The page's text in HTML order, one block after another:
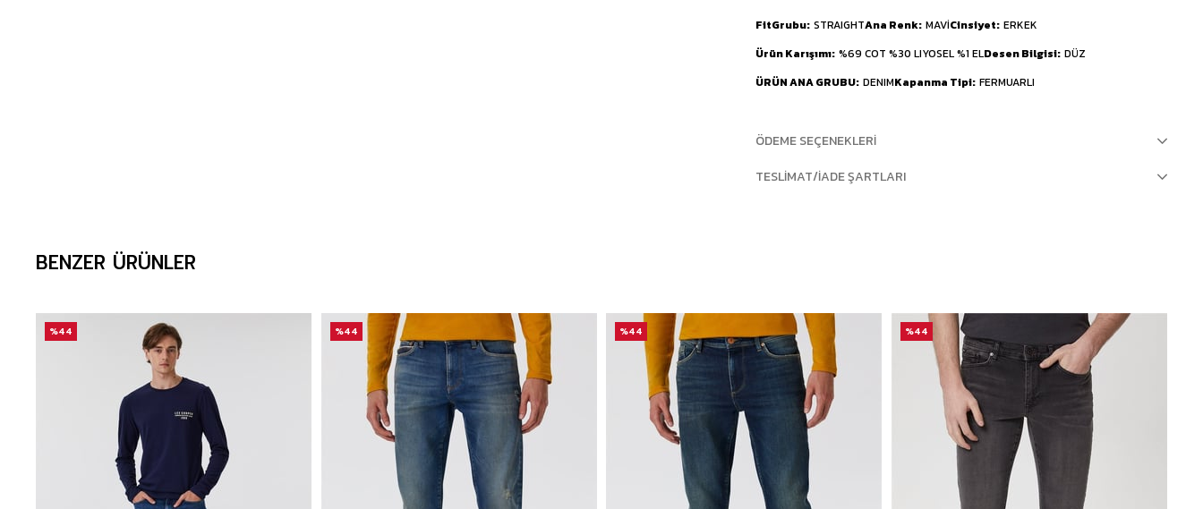
FitGrubu STRAIGHTAna Renk MAVİCinsiyet ERKEK
Ürün Karışımı %69 COT %30 LIYOSEL %1 ELDesen Bilgisi DÜZ
ÜRÜN ANA GRUBU DENIMKapanma Tipi FERMUARLI
ÖDEME SEÇENEKLERI
TESLIMAT/İADE ŞARTLARI
BENZER ÜRÜNLER
%44 %44 %44 %44